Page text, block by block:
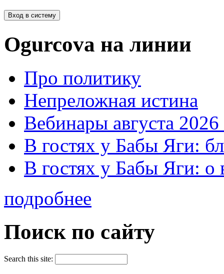
Ogurcova на линии
Про политику
Непреложная истина
Вебинары августа 2026
В гостях у Бабы Яги:
В гостях у Бабы Яги:
подробнее
Поиск по сайту
Search this site: